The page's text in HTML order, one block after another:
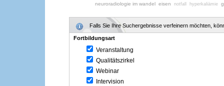
neuroradiologie im wandel eisen notfall hyperkaliämie
Falls Sie Ihre Suchergebnisse verfeinern möchten,
Fortbildungsart
Veranstaltung
Qualitätszirkel
Webinar
Intervision